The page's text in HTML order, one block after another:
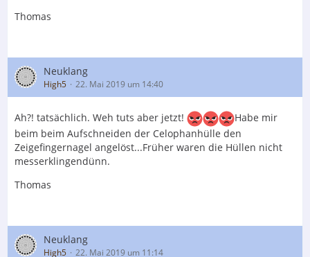
Thomas
Neuklang
High5 22. Mai 2019 um 14:40
Ah?! tatsächlich. Weh tuts aber jetzt!
Habe mir
beim beim Aufschneiden der Celophanhülle den
Zeigefingernagel angelöst...Früher waren die Hüllen nicht
messerklingendünn.
Thomas
Neuklang
High5 22. Mai 2019 um 11:14